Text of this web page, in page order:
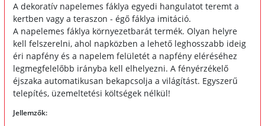
A dekoratív napelemes fáklya egyedi hangulatot teremt a
kertben vagy a teraszon - égő fáklya imitáció.
A napelemes fáklya környezetbarát termék. Olyan helyre
kell felszerelni, ahol napközben a lehető leghosszabb ideig
éri napfény és a napelem felületét a napfény eléréséhez
legmegfelelőbb irányba kell elhelyezni. A fényérzékelő
éjszaka automatikusan bekapcsolja a világítást. Egyszerű
telepítés, üzemeltetési költségek nélkül!
Jellemzők: